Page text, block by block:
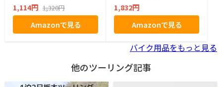
1,114円 1,320円
Amazonで見る
1,832円
Amazonで見る
バイク用品をもっと見る
他のツーリング記事